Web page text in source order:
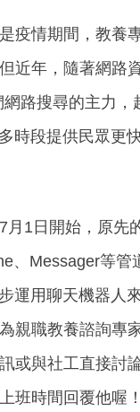
疫情期間，教養
近年，隨著網
路搜尋的主力
時段提供民眾更
1日開始，原
、Messager等
運用聊天機器
親職教養諮詢
或與社工直接
班時間回覆他喔！